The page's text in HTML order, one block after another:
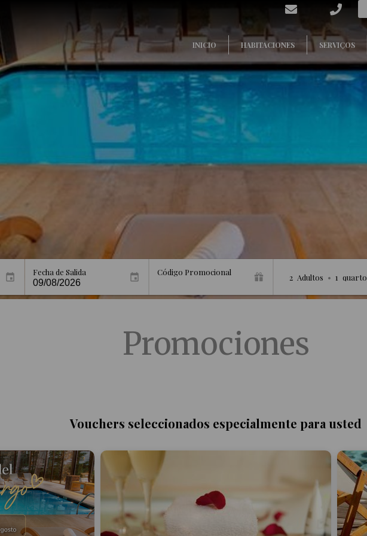
INICIO HABITACIONES SERVIÇOS
Fecha de Salida Código Promocional
2 Adultos • 1 quarto
Promociones
Vouchers seleccionados especialmente para usted